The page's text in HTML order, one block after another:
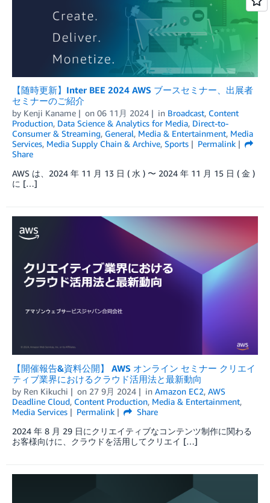
【随時更新】Inter BEE 2024 AWS ブースセミナー、出展者
セミナーのご紹介
by Kenji Kaname on 06 11月 2024 in Broadcast, Content
Production, Data Science & Analytics for Media, Direct-to-
Consumer & Streaming, General, Media & Entertainment, Media
Services, Media Supply Chain & Archive, Sports
Permalink
Share
AWS は、2024 年 11 月 13 日 ( 水 ) 〜 2024 年 11 月 15 日 ( 金 )
に […]
【開催報告&資料公開】 AWS オンライン セミナー クリエイ
ティブ業界におけるクラウド活用法と最新動向
by Ren Kikuchi on 27 9月 2024 in Amazon EC2, AWS
Deadline Cloud, Content Production, Media & Entertainment,
Media Services
Permalink
Share
2024 年 8 月 29 日にクリエイティブなコンテンツ制作に関わる
お客様向けに、クラウドを活用してクリエイ […]